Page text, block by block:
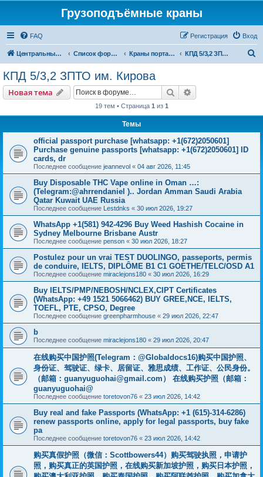
Грузоподъёмные краны
FAQ Вход
Регистрация
Центральный сайт Список форумов Краны портальные КПД 5/3,2 ЗПТО им. Кирова
КПД 5/3,2 ЗПТО им. Кирова
Новая тема Поиск
19 тем • Страница 1 из 1
Темы
official passport purchase [whatsapp: +1(672)2050601]
Purchase genuine passports [whatsapp: +1(672)2050601] ID
cards, dr
Последнее сообщение jeannevol « 04 авг 2026, 11:45
Buy Disposable THC Vape online in Oman …:
(Telegram:@ahrrendaniel ).. Jordan Amman Saudi Arabia
Qatar Kuwait UAE Russia
Последнее сообщение Lestdnks « 30 июл 2026, 19:27
WhatsApp +1(581) 942-4296 Buy Weed Hashish Cocaine in
Sydney Melbourne Brisbane Austr
Последнее сообщение penson « 30 июл 2026, 18:27
Postulez pour un vrai TEST DUOLINGO, passeports, permis
de conduire, IELTS, DIPLÔME B1 C1 GOETHE/TELC/OSD A1
Последнее сообщение miraclejons180 « 30 июл 2026, 16:29
Buy IELTS/PMP/NEBOSH/NCLEX,CIPT Certificates
(WhatsApp: +49 1521 5066462) BUY GREE,NCE, IELTS,
TOEFL, PTE, CPSO, Degree
Последнее сообщение greenpharmhouse « 29 июл 2026, 22:47
b
Последнее сообщение miraclejons180 « 29 июл 2026, 20:47
在线购买中国护照(Telegram：@Globaldocs16)购买中国护照、
身份证、驾驶证、绿卡、居留证、雅思成绩、工作证、公民身份。
（邮箱： guanyuguohai@gmail.com ） 在线购买护照（邮箱：
guanyuguohai@
Последнее сообщение toretovon76 « 23 июл 2026, 14:42
Buy real and fake Passports (WhatsApp: +1 (615)-314-6286)
renew passports online, apply for legal passports, buy fake
pa
Последнее сообщение toretovon76 « 23 июл 2026, 14:42
购买真假护照（微信：Scottbowers44）购买驾驶执照，申请护
照，购买真正的英国护照，在线购买新加坡护照，购买日本护照，